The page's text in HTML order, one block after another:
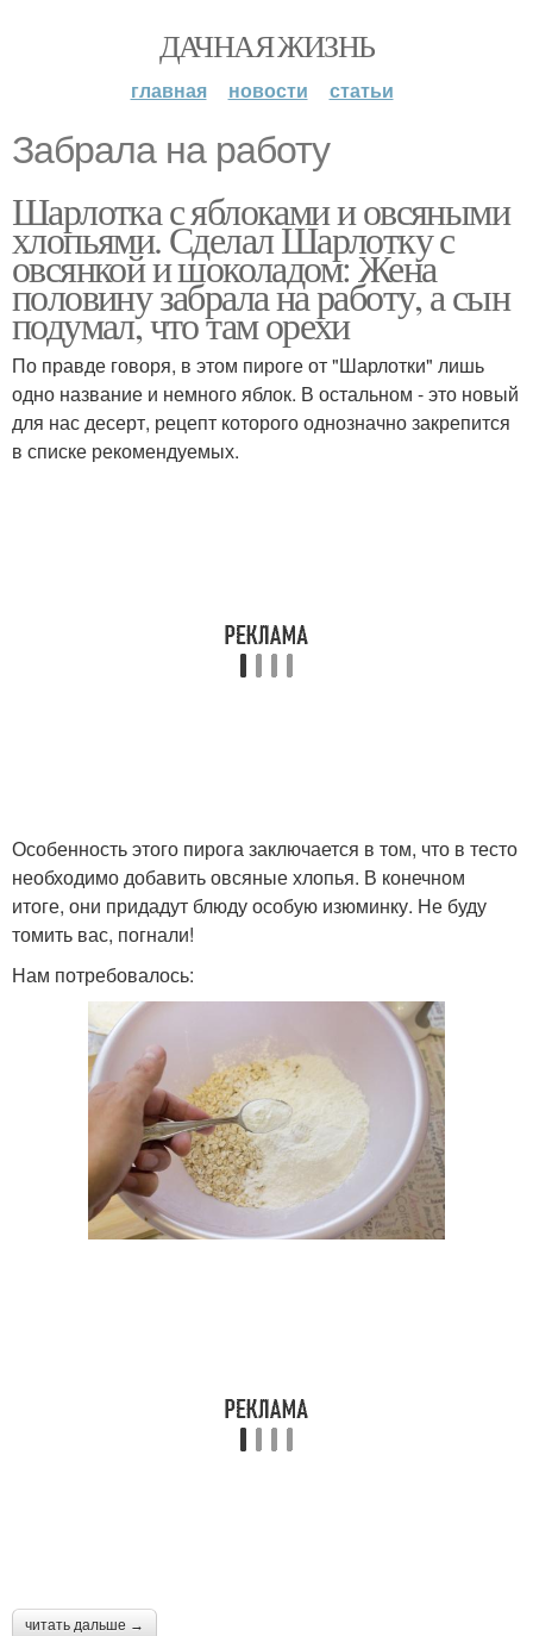
ДАЧНАЯ ЖИЗНЬ
главная новости статьи
Забрала на работу
Шарлотка с яблоками и овсяными
хлопьями. Сделал Шарлотку с
овсянкой и шоколадом: Жена
половину забрала на работу, а сын
подумал, что там орехи
По правде говоря, в этом пироге от "Шарлотки" лишь
одно название и немного яблок. В остальном - это новый
для нас десерт, рецепт которого однозначно закрепится
в списке рекомендуемых.
Особенность этого пирога заключается в том, что в тесто
необходимо добавить овсяные хлопья. В конечном
итоге, они придадут блюду особую изюминку. Не буду
томить вас, погнали!
Нам потребовалось:
читать дальше →